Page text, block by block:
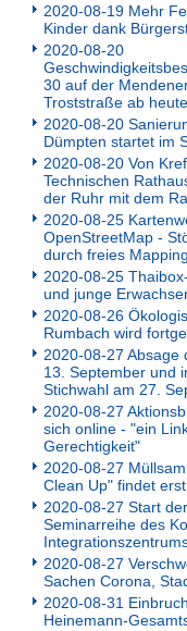
2020-08-19 Mehr
Kinder dank
2020-08-20
30 auf der
Troststraße ab heute
2020-08-20
Dümpten startet im
2020-08-20 Von
Technischen
der Ruhr mit dem
2020-08-25
OpenStreetMap -
durch freies Mapping
2020-08-25
und junge
2020-08-26
Rumbach wird
2020-08-27 Absage
13. September und
Stichwahl am 27.
2020-08-27
sich online - "ein
Gerechtigkeit"
2020-08-27
Clean Up" findet
2020-08-27 Start
Seminarreihe des
2020-08-27
Sachen Corona,
2020-08-31
Heinemann-